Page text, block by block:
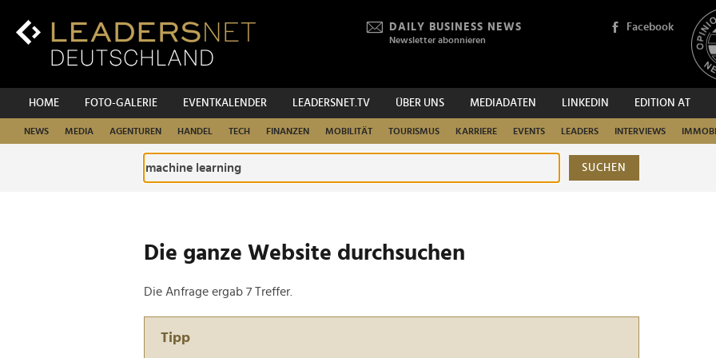
Inhalt
DAILY BUSINESS NEWS
Newsletter abonnieren
Facebook
HOME FOTO-GALERIE EVENTKALENDER LEADERSNET.TV ÜBER UNS MEDIADATEN LINKEDIN EDITION AT
NEWS MEDIA AGENTUREN HANDEL TECH FINANZEN MOBILITÄT TOURISMUS KARRIERE EVENTS LEADERS INTERVIEWS
SUCHEN
Die ganze Website durchsuchen
Die Anfrage ergab 7 Treffer.
Tipp